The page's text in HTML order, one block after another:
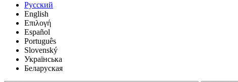
Русский
English
Επιλογή
Español
Português
Slovenský
Українська
Беларуская